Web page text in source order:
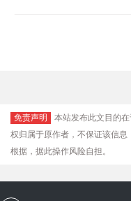
免责声明
本站发布此文目的
权归属于原作者，不保证该信
根据，据此操作风险自担。